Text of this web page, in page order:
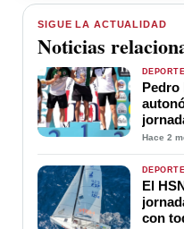
SIGUE LA ACTUALIDAD
Noticias
Pedro
Hace 2
El
con